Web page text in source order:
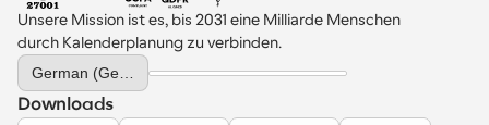
Unsere Mission ist es, bis 2031 eine Milliarde Menschen
durch Kalenderplanung zu verbinden.
Select Language
Downloads